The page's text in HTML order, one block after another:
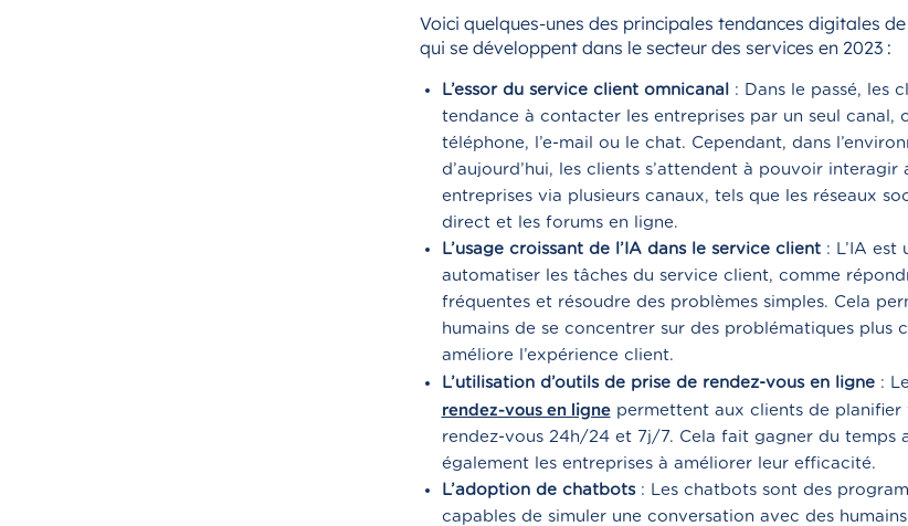
Voici quelques-unes des principales tendances digitales
qui se développent dans le secteur des services en 2023 :
L’essor du service client omnicanal: Dans le passé, les
tendance à contacter les entreprises par un seul canal,
téléphone, l’e-mail ou le chat. Cependant, dans
d’aujourd’hui, les clients s’attendent à pouvoir interagir
entreprises via plusieurs canaux, tels que les réseaux
direct et les forums en ligne.
L’usage croissant de l’IA dans le service client: L’IA est
automatiser les tâches du service client, comme
fréquentes et résoudre des problèmes simples. Cela
humains de se concentrer sur des problématiques plus
améliore l’expérience client.
L’utilisation d’outils de prise de rendez-vous en ligne:
rendez-vous en lignepermettent aux clients de planifier
rendez-vous 24h/24 et 7j/7. Cela fait gagner du temps
également les entreprises à améliorer leur efficacité.
L’adoption de chatbots: Les chatbots sont des
capables de simuler une conversation avec des